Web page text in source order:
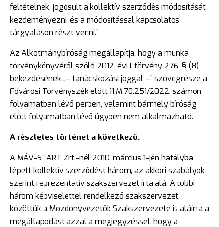
feltételnek, jogosult a kollektív szerződés módosítását
kezdeményezni, és a módosítással kapcsolatos
tárgyaláson részt venni.”
Az Alkotmánybíróság megállapítja, hogy a munka
törvénykönyvéről szóló 2012. évi I. törvény 276. § (8)
bekezdésének „– tanácskozási joggal –” szövegrésze a
Fővárosi Törvényszék előtt 11.M.70.251/2022. számon
folyamatban lévő perben, valamint bármely bíróság
előtt folyamatban lévő ügyben nem alkalmazható.
A részletes történet a következő:
A MÁV-START Zrt.-nél 2010. március 1-jén hatályba
lépett kollektív szerződést három, az akkori szabályok
szerint reprezentatív szakszervezet írta alá. A többi
három képviselettel rendelkező szakszervezet,
közöttük a Mozdonyvezetők Szakszervezete is aláírta a
megállapodást azzal a megjegyzéssel, hogy a